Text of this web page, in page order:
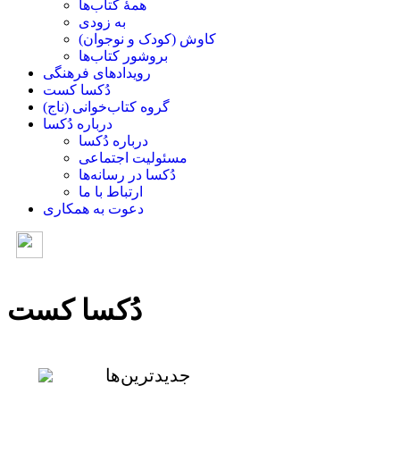
همۀ کتاب‌ها
به زودی
کاوش (کودک و ‌نوجوان)
بروشور کتاب‌ها
رویدادهای فرهنگی
دُکسا کست
گروه کتاب‌خوانی (ناج)
درباره دُکسا
درباره دُکسا
مسئولیت اجتماعی
دُکسا در رسانه‌ها
ارتباط با ما
دعوت به همکاری
دُکسا کست
جدیدترین‌ها